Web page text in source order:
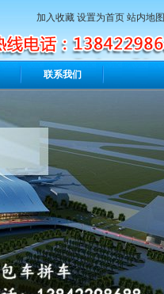
加入收藏 设置为首页 站内地图
联系我们